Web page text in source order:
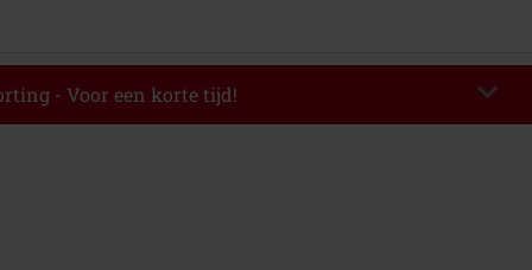
- Voor een korte tijd!